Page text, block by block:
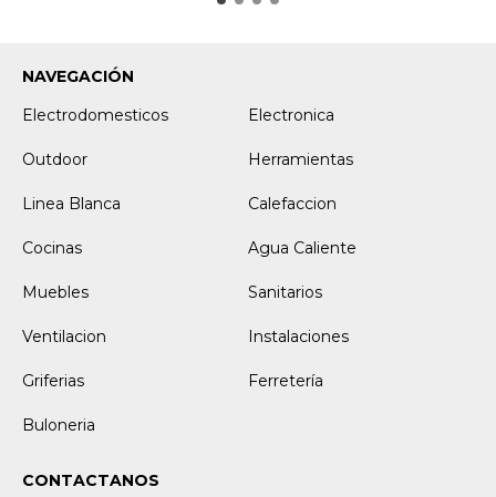
NAVEGACIÓN
Electrodomesticos
Electronica
Outdoor Herramientas
Linea Blanca Calefaccion
Cocinas Agua Caliente
Muebles Sanitarios
Ventilacion Instalaciones
Griferias Ferretería
Buloneria
CONTACTANOS